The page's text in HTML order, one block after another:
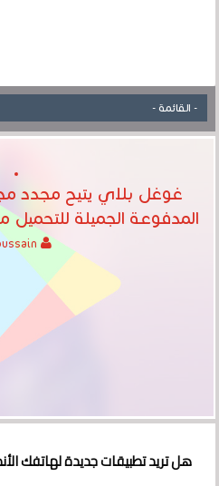
غوغل بلاي يتيح مجدد
المدفوعة الجميلة للتحميل
هل تريد تطبيقات جديدة لهاتفك